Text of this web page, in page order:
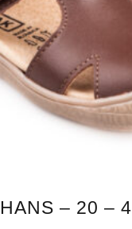
HANS – 20 – 4